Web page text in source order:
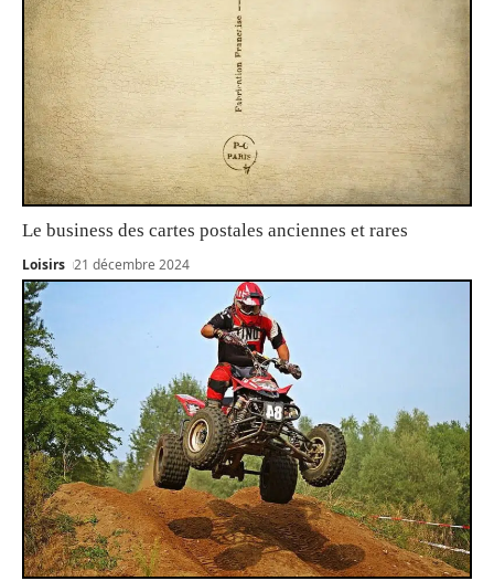
Le business des cartes postales anciennes et rares
Loisirs 21 décembre 2024